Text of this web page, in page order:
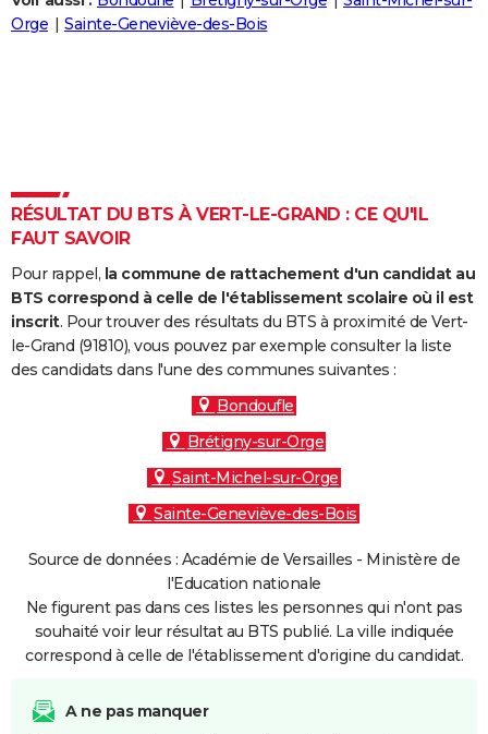
Destinations
City break
Voyage nature
Voyage de noces
Forum
Climat
+
PHOTO
Carte de Noël
Carte Bonne année
Carte Saint-Valentin
Carte Pâques
Carte d'anniversaire
DICTIONNAIRE
Dictionnaire
Biographies
Citations
Expressions
Proverbes
PROGRAMME TV
COPAINS D'AVANT
S'inscrire
Se connecter
Lycées
Collèges
Primaires
Universités
Entreprises
Service militaire
Avis de recherche
AVIS DE DÉCÈS
FORUM
Orge
Sainte-Geneviève-des-Bois
RÉSULTAT DU BTS À VERT-LE-GRAND : CE QU'IL
FAUT SAVOIR
Pour rappel, la commune de rattachement d'un candidat au
BTS correspond à celle de l'établissement scolaire où il est
inscrit. Pour trouver des résultats du BTS à proximité de Vert-
le-Grand (91810), vous pouvez par exemple consulter la liste
des candidats dans l'une des communes suivantes :
Bondoufle
Brétigny-sur-Orge
Saint-Michel-sur-Orge
Sainte-Geneviève-des-Bois
Source de données : Académie de Versailles - Ministère de
l'Education nationale
Ne figurent pas dans ces listes les personnes qui n'ont pas
souhaité voir leur résultat au BTS publié. La ville indiquée
correspond à celle de l'établissement d'origine du candidat.
A ne pas manquer